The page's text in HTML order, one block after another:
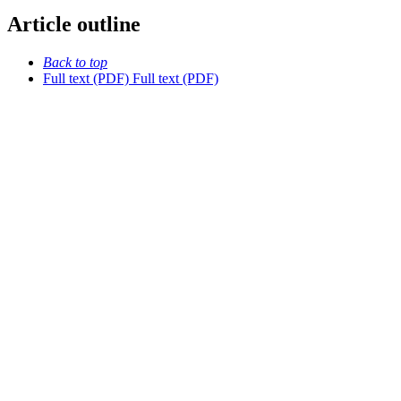
Article outline
Back to top
Full text (PDF) Full text (PDF)